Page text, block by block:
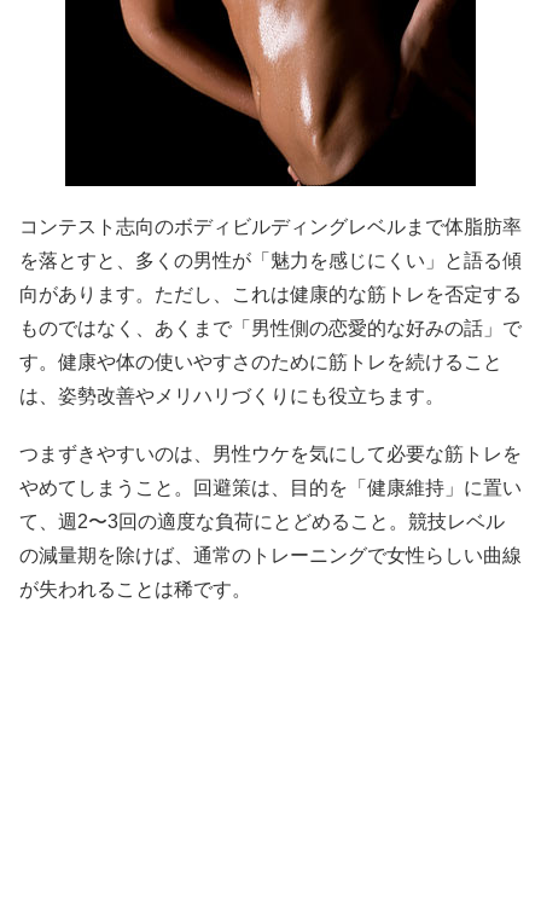
コンテスト志向のボディビルディングレベルまで体脂肪率
を落とすと、多くの男性が「魅力を感じにくい」と語る傾
向があります。ただし、これは健康的な筋トレを否定する
ものではなく、あくまで「男性側の恋愛的な好みの話」で
す。健康や体の使いやすさのために筋トレを続けること
は、姿勢改善やメリハリづくりにも役立ちます。
つまずきやすいのは、男性ウケを気にして必要な筋トレを
やめてしまうこと。回避策は、目的を「健康維持」に置い
て、週2〜3回の適度な負荷にとどめること。競技レベル
の減量期を除けば、通常のトレーニングで女性らしい曲線
が失われることは稀です。